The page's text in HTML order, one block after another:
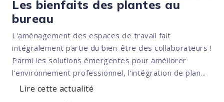
Les bienfaits des plantes au
bureau
L'aménagement des espaces de travail fait
intégralement partie du bien-être des collaborateurs !
Parmi les solutions émergentes pour améliorer
l'environnement professionnel, l'intégration de plan...
Lire cette actualité